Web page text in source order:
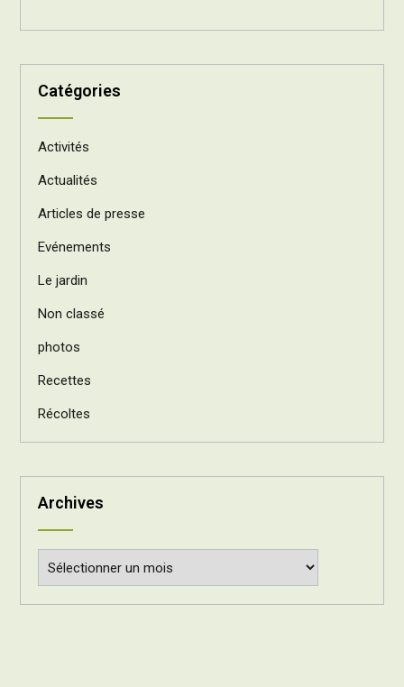
Catégories
Activités
Actualités
Articles de presse
Evénements
Le jardin
Non classé
photos
Recettes
Récoltes
Archives
Archives